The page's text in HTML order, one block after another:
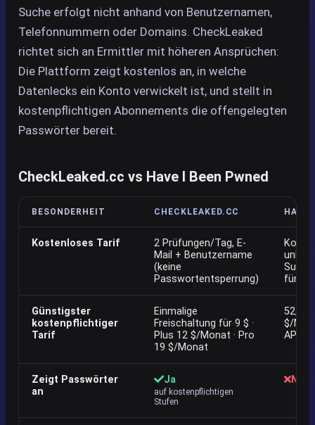
Suche erfolgt nicht anhand von Benutzernamen,
Telefonnummern oder Domains. CheckLeaked
richtet sich an Ermittler mit höheren Ansprüchen:
Die Plattform zeigt kostenlos an, in welche
Datenlecks ein Konto verwickelt ist, und stellt in
kostenpflichtigen Abonnements die offengelegten
Passwörter bereit.
CheckLeaked.cc vs Have I Been Pwned
BESONDERHEIT CHECKLEAKED.CC HAVE
Kostenloses Tarif
2 Prüfungen/Tag, E-
Mail + Benutzername
(keine
Passwortentsperrung)
für
Günstigster
kostenpflichtiger
Tarif
Einmalige
Freischaltung für 9 $ ·
Plus 12 $/Monat · Pro
19 $/Monat
52,68
$/
API/
Zeigt Passwörter
an
Ja
auf kostenpflichtigen
Stufen
NEIN